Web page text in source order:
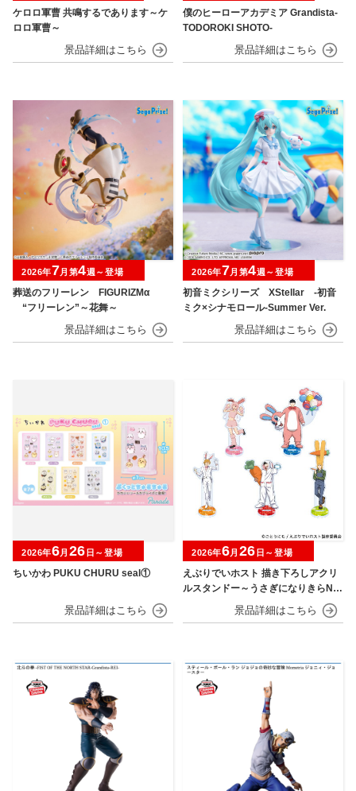
ケロロ軍曹 共鳴するであります～ケ
ロロ軍曹～
僕のヒーローアカデミア Grandista-
TODOROKI SHOTO-
葬送のフリーレン FIGURIZMα
“フリーレン”～花舞～
2026年7月第4週～登場
初音ミクシリーズ XStellar ‐初音
ミク×シナモロール‐Summer Ver.
2026年7月第4週～登場
ちいかわ PUKU CHURU seal①
2026年6月 26 日～登場
えぶりでいホスト 描き下ろしアクリ
ルスタンドー～うさぎになりきらNIG
2026年6月 26 日～登場